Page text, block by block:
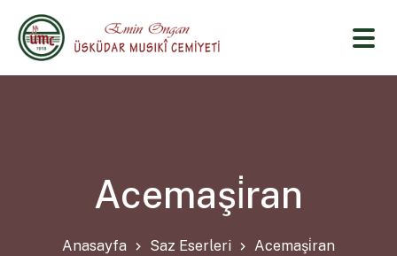
Acemaşi̇ran
Anasayfa Saz Eserleri Acemaşi̇ran